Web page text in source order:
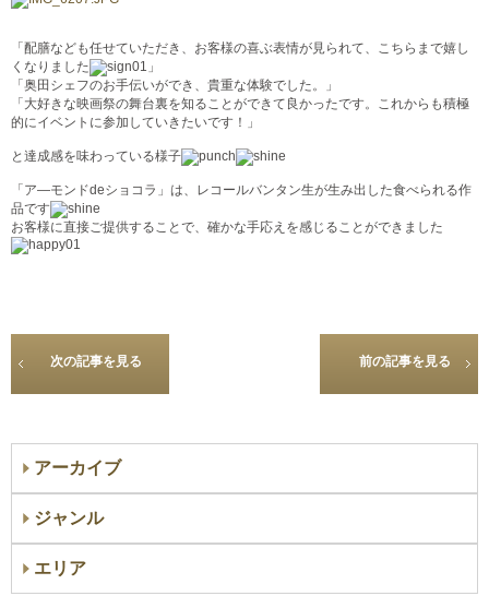
「配膳なども任せていただき、お客様の喜ぶ表情が見られて、こちらまで嬉し
くなりました
」
「奥田シェフのお手伝いができ、貴重な体験でした。」
「大好きな映画祭の舞台裏を知ることができて良かったです。これからも積極
的にイベントに参加していきたいです！」
と達成感を味わっている様子
「ア―モンドdeショコラ」は、レコールバンタン生が生み出した食べられる作
品です
お客様に直接ご提供することで、確かな手応えを感じることができました
次の記事を見る 前の記事を見る
アーカイブ
ジャンル
エリア